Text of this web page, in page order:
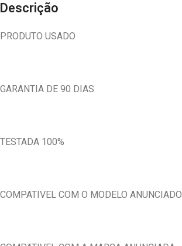
Descrição
PRODUTO USADO
GARANTIA DE 90 DIAS
TESTADA 100%
COMPATIVEL COM O MODELO ANUNCIADO